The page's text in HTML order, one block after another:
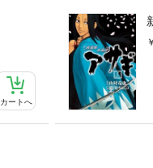
カートへ